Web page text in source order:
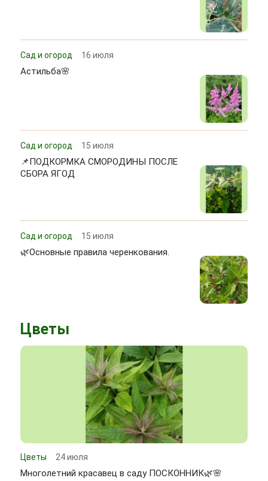
Сад и огород 16 июля
Астильба🌸
Сад и огород 15 июля
📌ПОДКОРМКА СМОРОДИНЫ ПОСЛЕ
СБОРА ЯГОД
Сад и огород 15 июля
🌿Основные правила черенкования.
Цветы
Цветы 24 июля
Многолетний красавец в саду ПОСКОННИК🌿🌸